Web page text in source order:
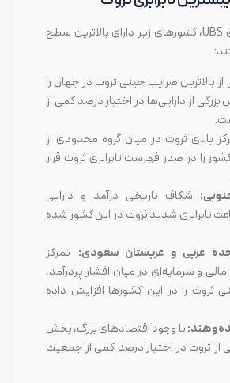
بر اساس داده‌های UBS، کشورهای زیر دارای بالاترین سطح
بالاترین ضرایب جینی ثروت در جهان را
از دارایی‌ها در اختیار درصد کمی از
بالای ثروت در میان گروه محدودی از
کشور را در صدر فهرست نابرابری ثروت قرار
شکاف تاریخی درآمد و دارایی
نابرابری شدید ثروت در این کشور شده
عربی و عربستان سعودی: تمرکز
و سرمایه‌ای در میان اقشار پردرآمد،
ثروت را در این کشورها افزایش داده
و هند:با وجود اقتصادهای بزرگ، بخش
از ثروت در اختیار درصد کمی از جمعیت